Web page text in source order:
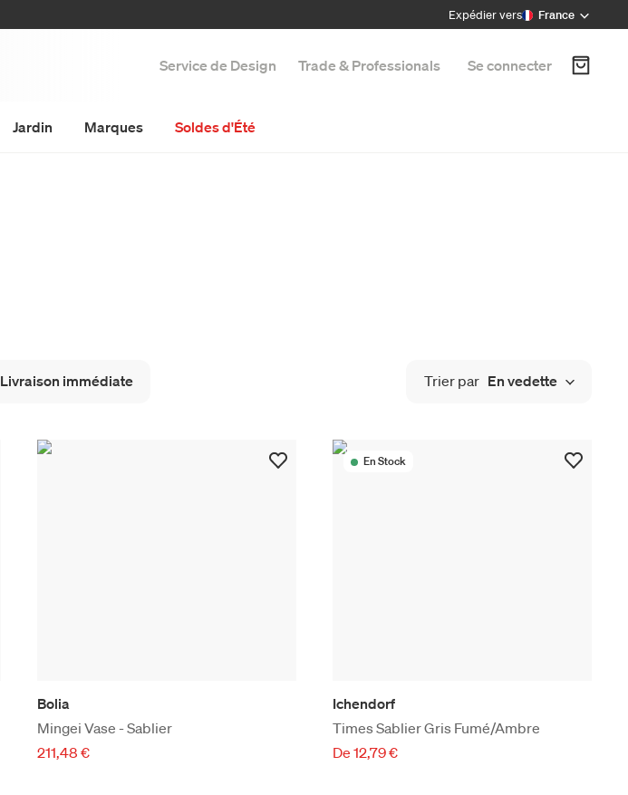
Expédier vers France
Service de Design Trade & Professionals Se connecter
Jardin Marques Soldes d'Été
Livraison immédiate Trier par En vedette
Bolia
Mingei Vase - Sablier
211,48 €
En Stock
Ichendorf
Times Sablier Gris Fumé/Ambre
De 12,79 €